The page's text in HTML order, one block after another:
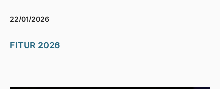
22/01/2026
FITUR 2026